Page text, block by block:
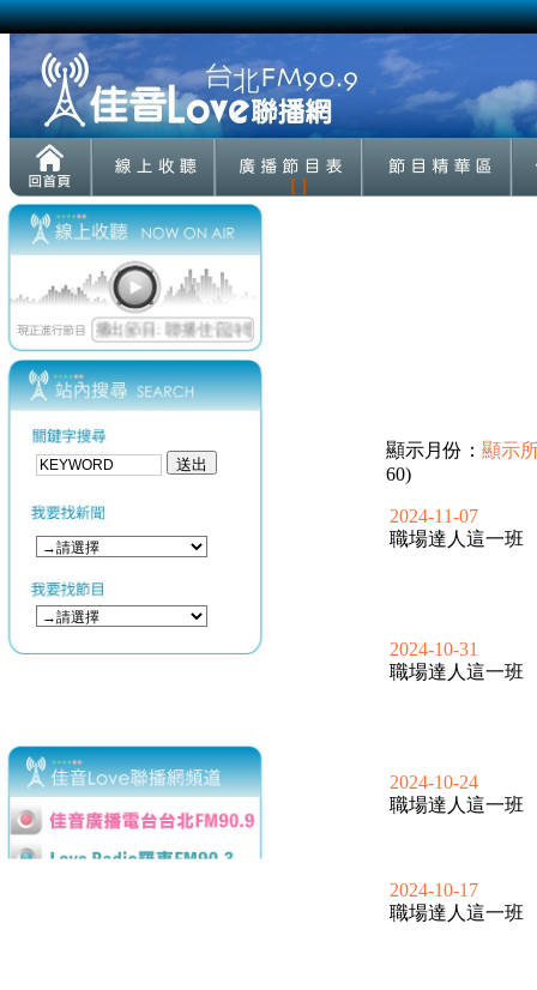
[ ]
顯示月份： 顯示
60)
2024-11-07
職場達人這一班
2024-10-31
職場達人這一班
2024-10-24
職場達人這一班
2024-10-17
職場達人這一班